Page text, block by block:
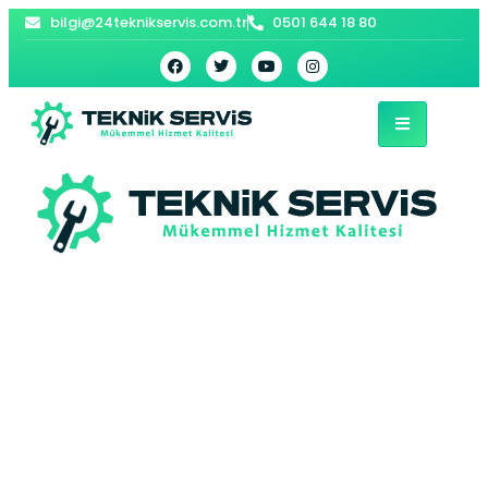
bilgi@24teknikservis.com.tr 0501 644 18 80